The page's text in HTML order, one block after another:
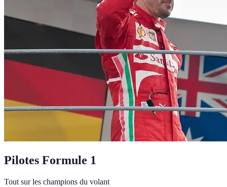
Pilotes Formule 1
Tout sur les champions du volant